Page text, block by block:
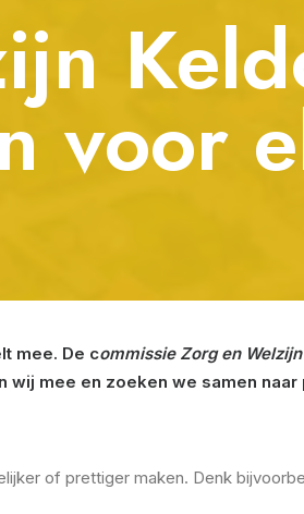
voor
mee. De commissie Zorg en
mee en zoeken we samen
of prettiger maken. Denk